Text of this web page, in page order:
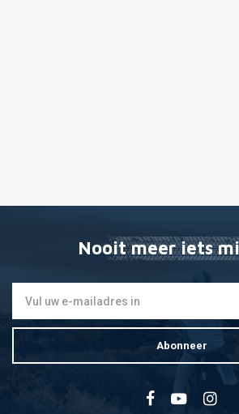
Nooit meer iets
Abonneer